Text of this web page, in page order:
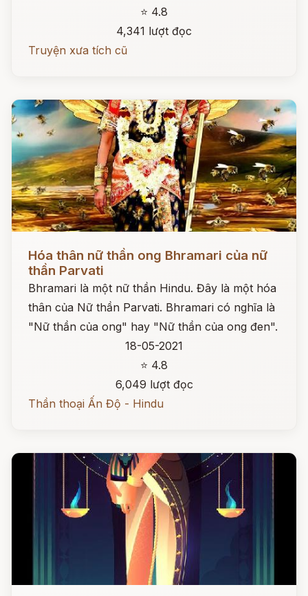
⭐ 4.8
4,341 lượt đọc
Truyện xưa tích cũ
Hóa thân nữ thần ong Bhramari của nữ
thần Parvati
Bhramari là một nữ thần Hindu. Đây là một hóa
thân của Nữ thần Parvati. Bhramari có nghĩa là
"Nữ thần của ong" hay "Nữ thần của ong đen".
18-05-2021
⭐ 4.8
6,049 lượt đọc
Thần thoại Ấn Độ - Hindu